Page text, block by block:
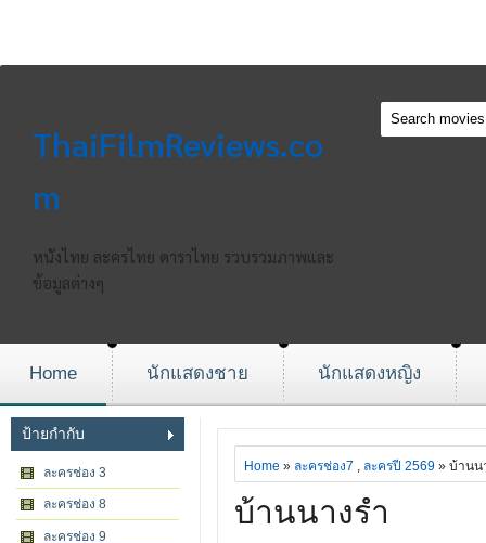
ThaiFilmReviews.co
m
หนังไทย ละครไทย ดาราไทย รวบรวมภาพและ
ข้อมูลต่างๆ
Home นักแสดงชาย นักแสดงหญิง
ป้ายกำกับ
ละครช่อง 3
ละครช่อง 8
ละครช่อง 9
Home » ละครช่อง7 , ละครปี 2569 » บ้านน
บ้านนางรำ